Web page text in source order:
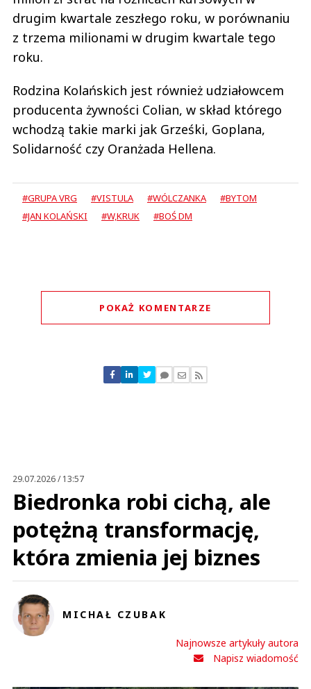
drugim kwartale zeszłego roku, w porównaniu
z trzema milionami w drugim kwartale tego
roku.
Rodzina Kolańskich jest również udziałowcem
producenta żywności Colian, w skład którego
wchodzą takie marki jak Grześki, Goplana,
Solidarność czy Oranżada Hellena.
#GRUPA VRG #VISTULA #WÓLCZANKA
#BYTOM
#JAN KOLAŃSKI
#W,KRUK #BOŚ DM
POKAŻ KOMENTARZE
Nie znaleziono komentarzy
Zostaw swoje komentarze
29.07.2026 / 13:57
Biedronka robi cichą, ale
potężną transformację,
która zmienia jej biznes
MICHAŁ CZUBAK
Najnowsze artykuły autora
Napisz wiadomość